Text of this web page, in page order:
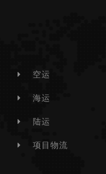
空运
海运
陆运
项目物流